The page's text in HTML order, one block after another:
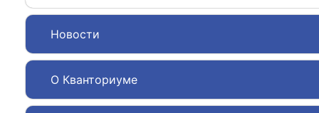
Новости
О Кванториуме